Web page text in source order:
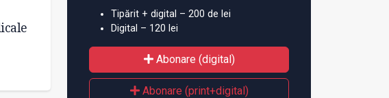
Testare pentru
osteoporoză, gratuit, la IRO
persoane au fost consultate
și investigate în doar 6 luni
Tipărit + digital – 200 de lei
Digital – 120 lei
Abonare (digital)
Abonare (print+digital)